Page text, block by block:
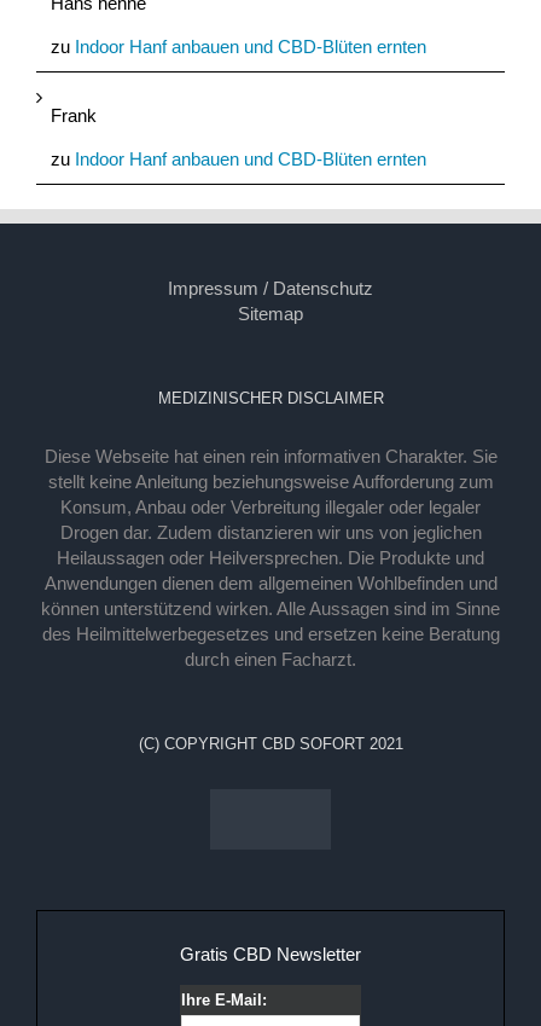
zu Indoor Hanf anbauen und CBD-Blüten ernten
Frank
zu Indoor Hanf anbauen und CBD-Blüten ernten
Impressum / Datenschutz
Sitemap
MEDIZINISCHER DISCLAIMER
Diese Webseite hat einen rein informativen Charakter. Sie
stellt keine Anleitung beziehungsweise Aufforderung zum
Konsum, Anbau oder Verbreitung illegaler oder legaler
Drogen dar. Zudem distanzieren wir uns von jeglichen
Heilaussagen oder Heilversprechen. Die Produkte und
Anwendungen dienen dem allgemeinen Wohlbefinden und
können unterstützend wirken. Alle Aussagen sind im Sinne
des Heilmittelwerbegesetzes und ersetzen keine Beratung
durch einen Facharzt.
(C) COPYRIGHT CBD SOFORT 2021
Gratis CBD Newsletter
Ihre E-Mail: